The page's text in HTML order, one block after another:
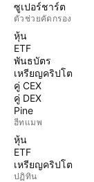
ซูเปอร์ชาร์ต
ตัวช่วยคัดกรอง
หุ้น
ETF
พันธบัตร
เหรียญคริปโต
คู่ CEX
คู่ DEX
Pine
ฮีทแมพ
หุ้น
ETF
เหรียญคริปโต
ปฏิทิน